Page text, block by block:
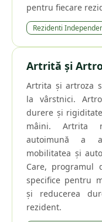
pentru fiecare
Rezidenti
Artrită și
Artrita și artroza
la vârstnici.
durere și
mâini. Artrita
autoimună a
mobilitatea și
Care, programul
specifice pentru
și reducerea
rezident.